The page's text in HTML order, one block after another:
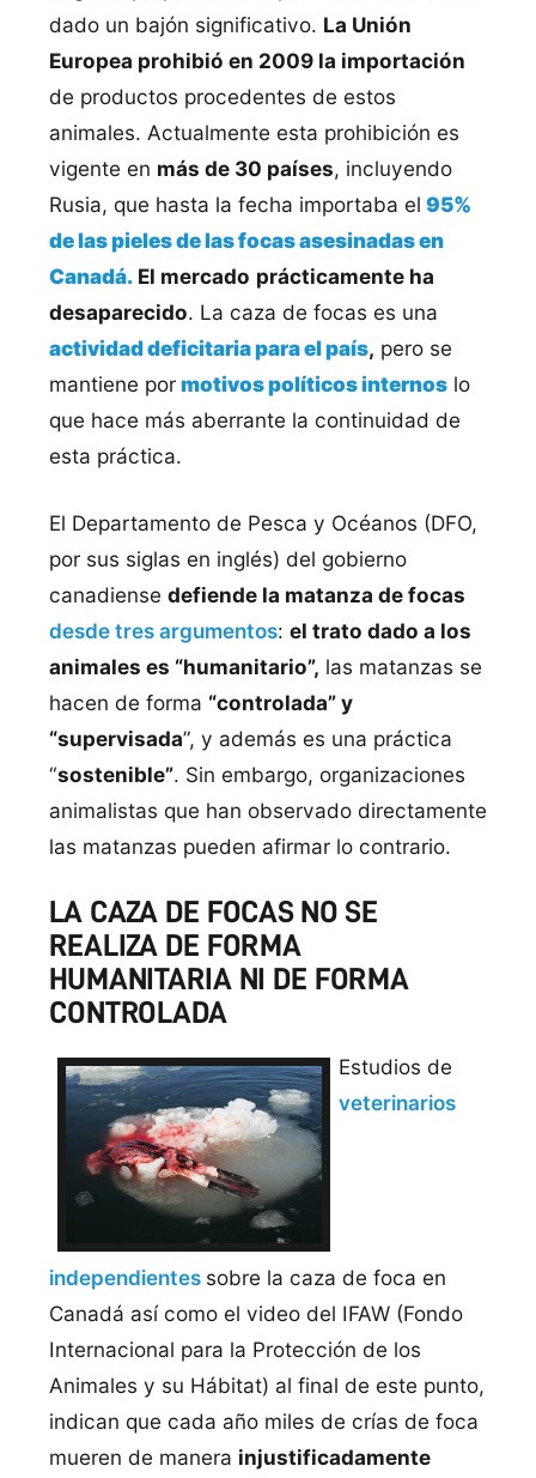
dado un bajón significativo. La Unión
Europea prohibió en 2009 la importación
de productos procedentes de estos
animales. Actualmente esta prohibición es
vigente en más de 30 países, incluyendo
Rusia, que hasta la fecha importaba el 95%
de las pieles de las focas asesinadas en
Canadá. El mercado prácticamente ha
desaparecido. La caza de focas es una
actividad deficitaria para el país, pero se
mantiene por motivos políticos internoslo
que hace más aberrante la continuidad de
esta práctica.
El Departamento de Pesca y Océanos (DFO,
por sus siglas en inglés) del gobierno
canadiense defiende la matanza de focas
desde tres argumentos: el trato dado a los
animales es “humanitario”, las matanzas se
hacen de forma “controlada” y
“supervisada”, y además es una práctica
“sostenible”. Sin embargo, organizaciones
animalistas que han observado directamente
las matanzas pueden afirmar lo contrario.
LA CAZA DE FOCAS NO SE
REALIZA DE FORMA
HUMANITARIA NI DE FORMA
CONTROLADA
Estudios de
veterinarios
independientes sobre la caza de foca en
Canadá así como el video del IFAW (Fondo
Internacional para la Protección de los
Animales y su Hábitat) al final de este punto,
indican que cada año miles de crías de foca
mueren de manera injustificadamente